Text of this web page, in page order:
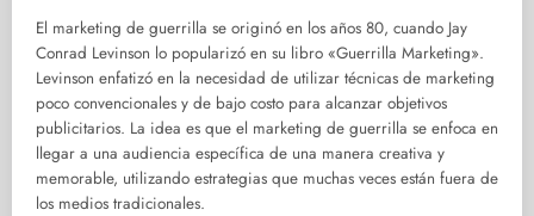
El marketing de guerrilla se originó en los años 80, cuando Jay
Conrad Levinson lo popularizó en su libro «Guerrilla Marketing».
Levinson enfatizó en la necesidad de utilizar técnicas de marketing
poco convencionales y de bajo costo para alcanzar objetivos
publicitarios. La idea es que el marketing de guerrilla se enfoca en
llegar a una audiencia específica de una manera creativa y
memorable, utilizando estrategias que muchas veces están fuera de
los medios tradicionales.